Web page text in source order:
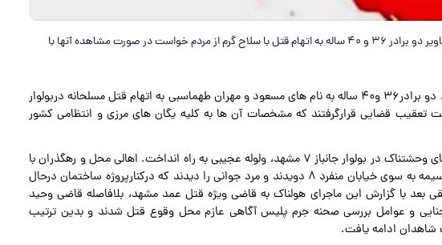
مقام قضایی با صدور دستور انتشار تصاویر دو برادر ۳۶ و ۴۰ ساله به اتهام قتل با سلاح گرم از مردم خواست در صورت مشاهده آنها با
به گزارش پارسینه به نقل از خراسان، دو برادر۳۶ و۴۰ ساله به نام های مسعود و مهران طهماسبی به اتهام قتل مسلحانه دربولوار
تعقیب قضایی قرارگرفتند که مشخصات آن ها به کلیه یگان های مرزی و انتظامی کشور
عصر نوزدهم مرداد گذشته،شلیک های وحشتناک در بولوار جانباز ۷ مشهد، ولوله عجیبی به راه انداخت. اهالی محل و رهگذران با
شنیدن صدای گلوله، هراسان و سراسیمه به سوی خیابان منفرد ۸ دویدند و مرد جوانی را دیدند که درکنارپروژه ساختمان درحال
بعد با گزارش این ماجرای هولناک به قاضی ویژه قتل عمد مشهد، بلافاصله قاضی وحید
جنایی و عوامل بررسی صحنه جرم پلیس آگاهی عازم محل وقوع قتل شدند و بدین ترتیب
شاهدان ادامه یافت.